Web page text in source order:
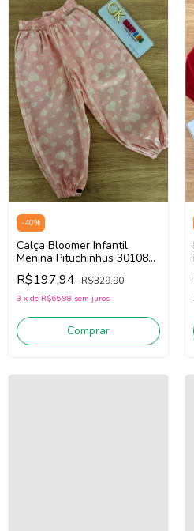
-40%
Calça Bloomer Infantil
Menina Pituchinhus 30108
(Rosa/Off White)
R$197,94 R$329,90
3 x de R$65,98 sem juros
Comprar